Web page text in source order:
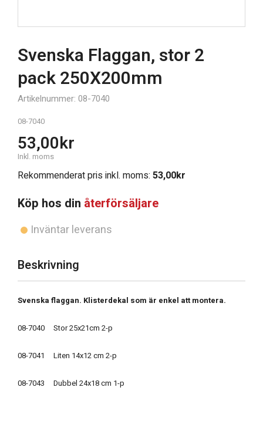
Svenska Flaggan, stor 2
pack 250X200mm
Artikelnummer: 08-7040
08-7040
53,00kr
Inkl. moms
Rekommenderat pris inkl. moms: 53,00kr
Köp hos din återförsäljare
Inväntar leverans
Beskrivning
Svenska flaggan. Klisterdekal som är enkel att montera.
08-7040 Stor 25x21cm 2-p
08-7041 Liten 14x12 cm 2-p
08-7043 Dubbel 24x18 cm 1-p